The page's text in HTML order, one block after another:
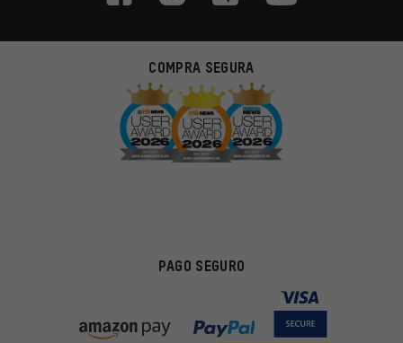
COMPRA SEGURA
PAGO SEGURO